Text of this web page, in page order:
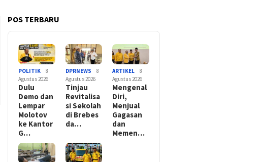
POS TERBARU
POLITIK
8
Agustus 2026
Dulu
Demo dan
Lempar
Molotov
ke Kantor
G…
DPRNEWS
8
Agustus 2026
Tinjau
Revitalisa
si Sekolah
di Brebes
da…
ARTIKEL
8
Agustus 2026
Mengenal
Diri,
Menjual
Gagasan
dan
Memen…